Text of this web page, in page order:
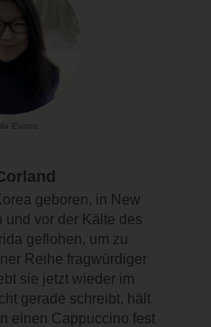
Evans
geboren, in New
und vor der Kälte des
geflohen, um zu
Reihe fragwürdiger
sie jetzt wieder im
gerade schreibt, hält
einen Cappuccino fest